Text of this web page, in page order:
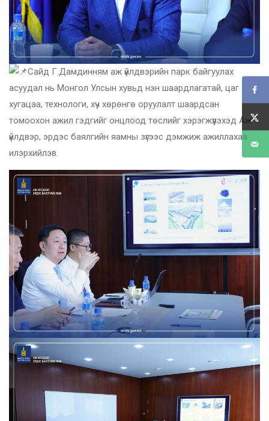
Сайд Г.Дамдинням аж үйлдвэрийн парк байгуулах
асуудал нь Монгол Улсын хувьд нэн шаардлагатай, цаг
хугацаа, технологи, хүч хөрөнгө оруулалт шаардсан
томоохон ажил гэдгийг онцлоод төслийг хэрэгжүүлэхэд Аж
үйлдвэр, эрдэс баялгийн яамны зүгээс дэмжиж ажиллахаа
илэрхийлэв.